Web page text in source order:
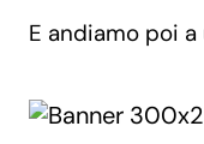
E andiamo poi